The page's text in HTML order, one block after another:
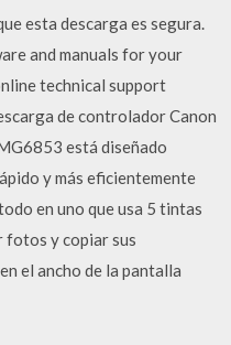
esta descarga es segura.
and manuals for your
technical support
de controlador Canon
está diseñado
y más eficientemente
en uno que usa 5 tintas
fotos y copiar sus
el ancho de la pantalla